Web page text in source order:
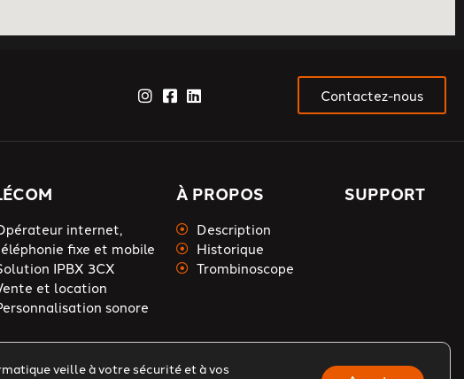
Contactez-nous
internet,
fixe et mobile
IPBX 3CX
et location
sonore
À PROPOS
Description
Historique
Trombinoscope
SUPPORT
veille à votre sécurité et à vos